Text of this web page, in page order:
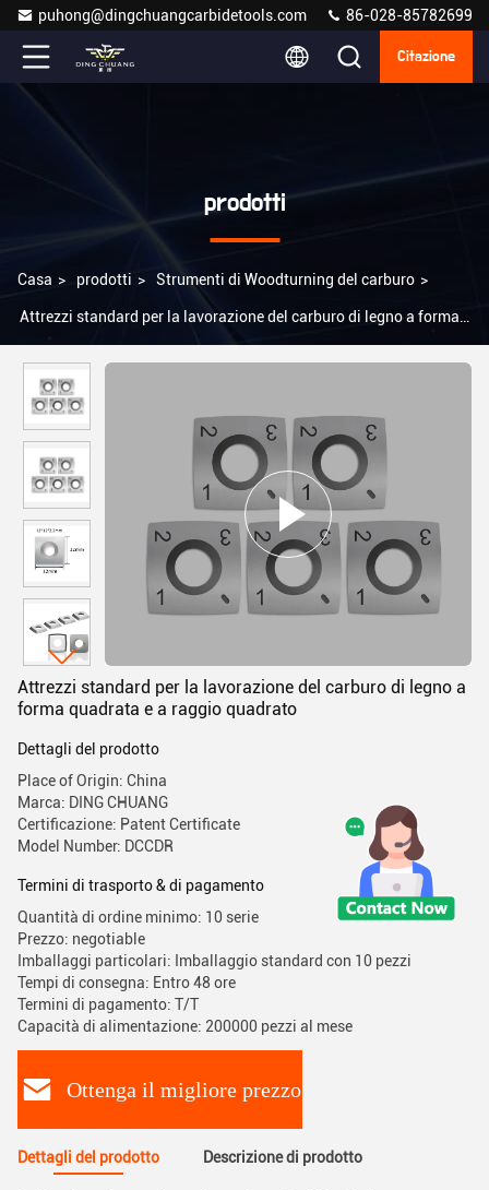
puhong@dingchuangcarbidetools.com 86-028-85782699
Citazione
prodotti
Casa > prodotti > Strumenti di Woodturning del carburo >
Attrezzi standard per la lavorazione del carburo di legno a forma
Attrezzi standard per la lavorazione del carburo di legno a
forma quadrata e a raggio quadrato
Dettagli del prodotto
Place of Origin: China
Marca: DING CHUANG
Certificazione: Patent Certificate
Model Number: DCCDR
Termini di trasporto & di pagamento
Quantità di ordine minimo: 10 serie
Prezzo: negotiable
Imballaggi particolari: Imballaggio standard con 10 pezzi
Tempi di consegna: Entro 48 ore
Termini di pagamento: T/T
Capacità di alimentazione: 200000 pezzi al mese
Ottenga il migliore prezzo
Dettagli del prodotto Descrizione di prodotto